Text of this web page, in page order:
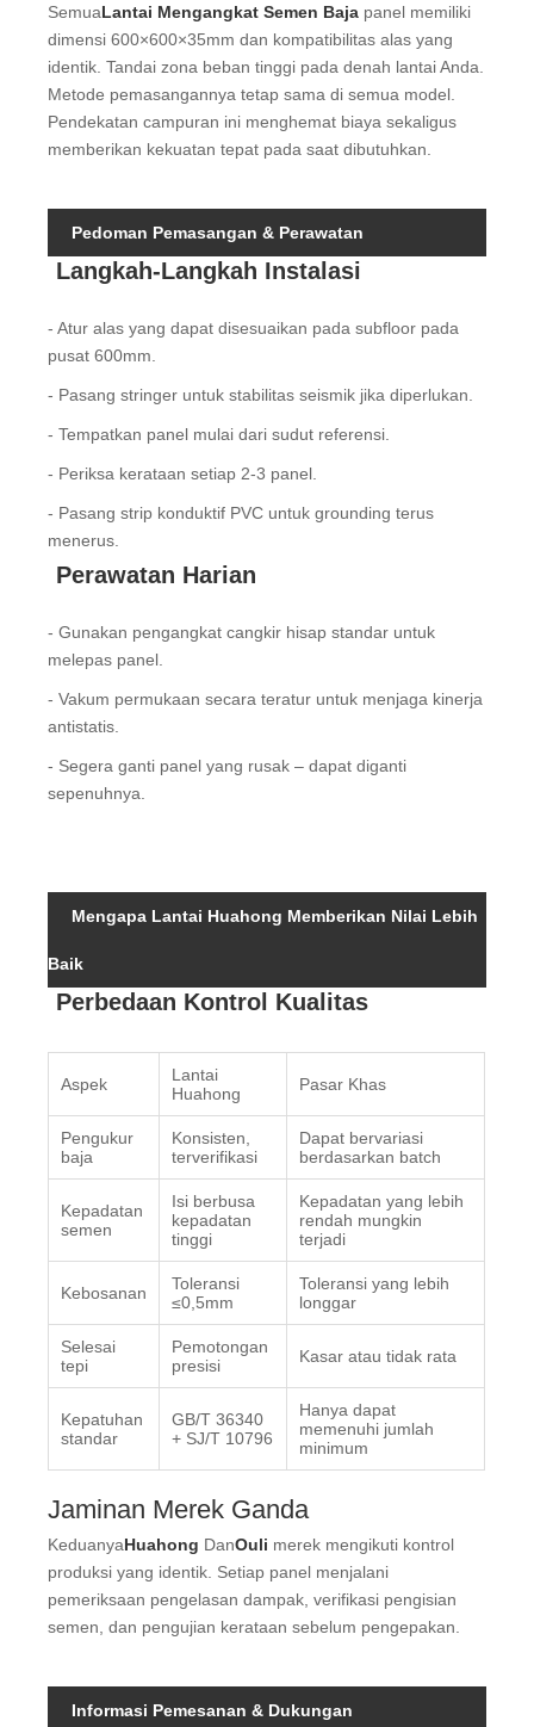
SemuaLantai Mengangkat Semen Baja panel memiliki
dimensi 600×600×35mm dan kompatibilitas alas yang
identik. Tandai zona beban tinggi pada denah lantai Anda.
Metode pemasangannya tetap sama di semua model.
Pendekatan campuran ini menghemat biaya sekaligus
memberikan kekuatan tepat pada saat dibutuhkan.
Pedoman Pemasangan & Perawatan
Langkah-Langkah Instalasi
- Atur alas yang dapat disesuaikan pada subfloor pada
pusat 600mm.
- Pasang stringer untuk stabilitas seismik jika diperlukan.
- Tempatkan panel mulai dari sudut referensi.
- Periksa kerataan setiap 2-3 panel.
- Pasang strip konduktif PVC untuk grounding terus
menerus.
Perawatan Harian
- Gunakan pengangkat cangkir hisap standar untuk
melepas panel.
- Vakum permukaan secara teratur untuk menjaga kinerja
antistatis.
- Segera ganti panel yang rusak – dapat diganti
sepenuhnya.
Mengapa Lantai Huahong Memberikan Nilai Lebih
Baik
Perbedaan Kontrol Kualitas
Aspek
Lantai
Huahong
Pasar Khas
Pengukur
baja
Konsisten,
terverifikasi
Dapat bervariasi
berdasarkan batch
Kepadatan
semen
Isi berbusa
kepadatan
tinggi
Kepadatan yang lebih
rendah mungkin
terjadi
Kebosanan
Toleransi
≤0,5mm
Toleransi yang lebih
longgar
Selesai
tepi
Pemotongan
presisi
Kasar atau tidak rata
Kepatuhan
standar
GB/T 36340
+ SJ/T 10796
Hanya dapat
memenuhi jumlah
minimum
Jaminan Merek Ganda
KeduanyaHuahong DanOuli merek mengikuti kontrol
produksi yang identik. Setiap panel menjalani
pemeriksaan pengelasan dampak, verifikasi pengisian
semen, dan pengujian kerataan sebelum pengepakan.
Informasi Pemesanan & Dukungan